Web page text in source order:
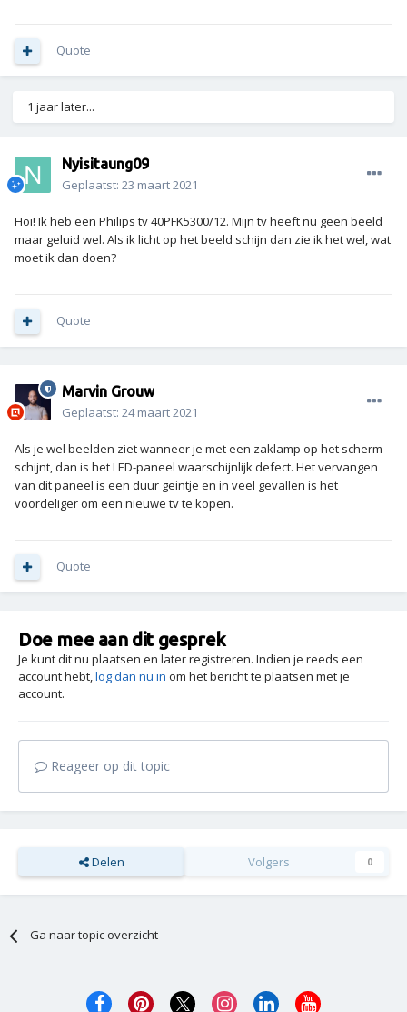
Quote
1 jaar later...
Nyisitaung09
Geplaatst: 23 maart 2021
Hoi! Ik heb een Philips tv 40PFK5300/12. Mijn tv heeft nu geen beeld
maar geluid wel. Als ik licht op het beeld schijn dan zie ik het wel, wat
moet ik dan doen?
Quote
Marvin Grouw
Geplaatst: 24 maart 2021
Als je wel beelden ziet wanneer je met een zaklamp op het scherm
schijnt, dan is het LED-paneel waarschijnlijk defect. Het vervangen
van dit paneel is een duur geintje en in veel gevallen is het
voordeliger om een nieuwe tv te kopen.
Quote
Doe mee aan dit gesprek
Je kunt dit nu plaatsen en later registreren. Indien je reeds een
account hebt,log dan nu in om het bericht te plaatsen met je
account.
Reageer op dit topic
Delen Volgers 0
Ga naar topic overzicht